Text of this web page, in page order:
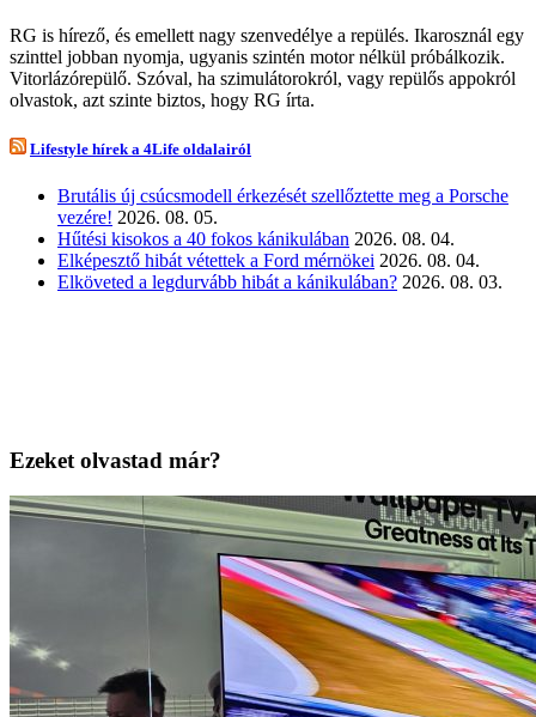
RG is hírező, és emellett nagy szenvedélye a repülés. Ikarosznál egy
szinttel jobban nyomja, ugyanis szintén motor nélkül próbálkozik.
Vitorlázórepülő. Szóval, ha szimulátorokról, vagy repülős appokról
olvastok, azt szinte biztos, hogy RG írta.
Lifestyle hírek a 4Life oldalairól
Brutális új csúcsmodell érkezését szellőztette meg a Porsche
vezére! 2026. 08. 05.
Hűtési kisokos a 40 fokos kánikulában 2026. 08. 04.
Elképesztő hibát vétettek a Ford mérnökei 2026. 08. 04.
Elköveted a legdurvább hibát a kánikulában? 2026. 08. 03.
Ezeket olvastad már?